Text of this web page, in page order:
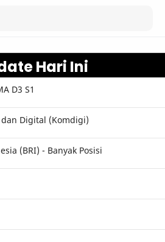
Hari Ini
D3 S1
Digital (Komdigi)
(BRI) - Banyak Posisi